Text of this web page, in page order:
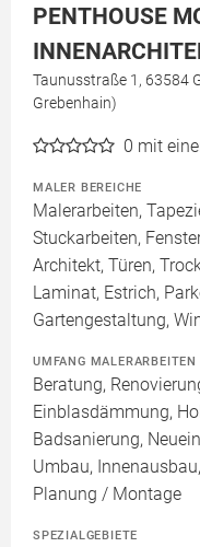
PENTHOUSE
Taunusstraße 1, 63584
Grebenhain)
0 mit
MALER BEREICHE
Malerarbeiten,
Stuckarbeiten,
Architekt, Türen,
Laminat, Estrich,
Gartengestaltung,
UMFANG MALERARBEITEN
Beratung,
Einblasdämmung,
Badsanierung,
Umbau,
Planung / Montage
SPEZIALGEBIETE